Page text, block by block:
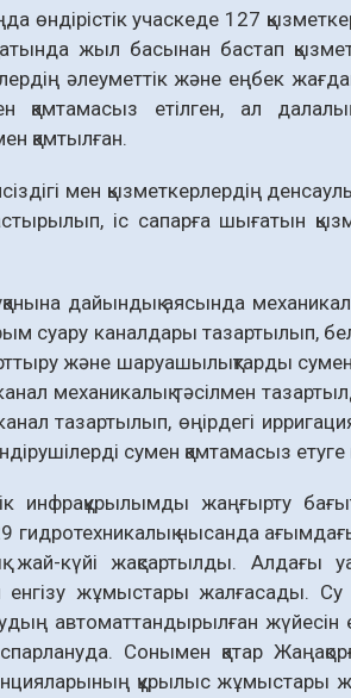
өндірістік учаскеде 127
жыл басынан бастап
әлеуметтік және еңбек
қамтамасыз етілген, ал
қамтылған.
мен қызметкерлердің
іс сапарға шығатын
дайындық аясында
суару каналдары тазартылып,
арттыру және шаруашылықтарды
механикалық тәсілмен
тазартылып, өңірдегі
сумен қамтамасыз
инфрақұрылымды жаңғырту
гидротехникалық нысанда
жай-күйі жақсартылды. Алдағы
енгізу жұмыстары жалғасады.
автоматтандырылған жүйесін
Сонымен қатар
құрылыс жұмыстары